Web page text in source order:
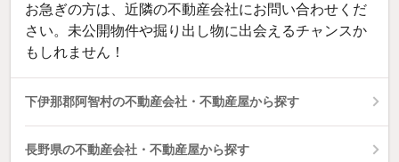
お急ぎの方は、近隣の不動産会社にお問い合わせくだ
さい。未公開物件や掘り出し物に出会えるチャンスか
もしれません！
下伊那郡阿智村の不動産会社・不動産屋から探す
長野県の不動産会社・不動産屋から探す